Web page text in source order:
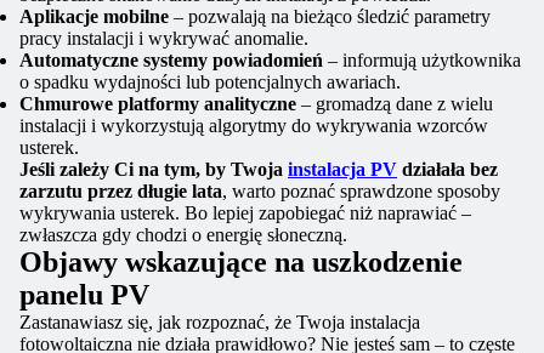
Aplikacje mobilne – pozwalają na bieżąco śledzić parametry
pracy instalacji i wykrywać anomalie.
Automatyczne systemy powiadomień – informują użytkownika
o spadku wydajności lub potencjalnych awariach.
Chmurowe platformy analityczne – gromadzą dane z wielu
instalacji i wykorzystują algorytmy do wykrywania wzorców
usterek.
Jeśli zależy Ci na tym, by Twoja instalacja PV działała bez
zarzutu przez długie lata, warto poznać sprawdzone sposoby
wykrywania usterek. Bo lepiej zapobiegać niż naprawiać –
zwłaszcza gdy chodzi o energię słoneczną.
Objawy wskazujące na uszkodzenie
panelu PV
Zastanawiasz się, jak rozpoznać, że Twoja instalacja
fotowoltaiczna nie działa prawidłowo? Nie jesteś sam – to częste